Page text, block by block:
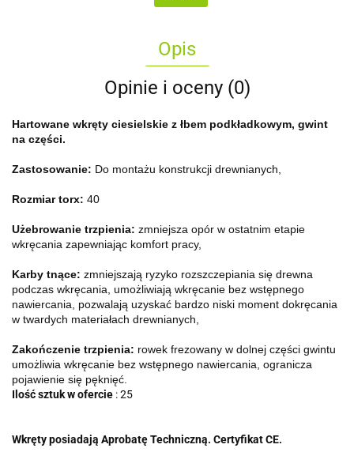
Opis
Opinie i oceny (0)
Hartowane wkręty ciesielskie z łbem podkładkowym, gwint
na części.
Zastosowanie: Do montażu konstrukcji drewnianych,
Rozmiar torx: 40
Użebrowanie trzpienia: zmniejsza opór w ostatnim etapie
wkręcania zapewniając komfort pracy,
Karby tnące: zmniejszają ryzyko rozszczepiania się drewna
podczas wkręcania, umożliwiają wkręcanie bez wstępnego
nawiercania, pozwalają uzyskać bardzo niski moment dokręcania
w twardych materiałach drewnianych,
Zakończenie trzpienia: rowek frezowany w dolnej części gwintu
umożliwia wkręcanie bez wstępnego nawiercania, ogranicza
pojawienie się pęknięć.
Ilość sztuk w ofercie : 25
Wkręty posiadają Aprobatę Techniczną. Certyfikat CE.